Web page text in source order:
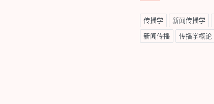
传播学 新闻传播学
新闻传播 传播学概论